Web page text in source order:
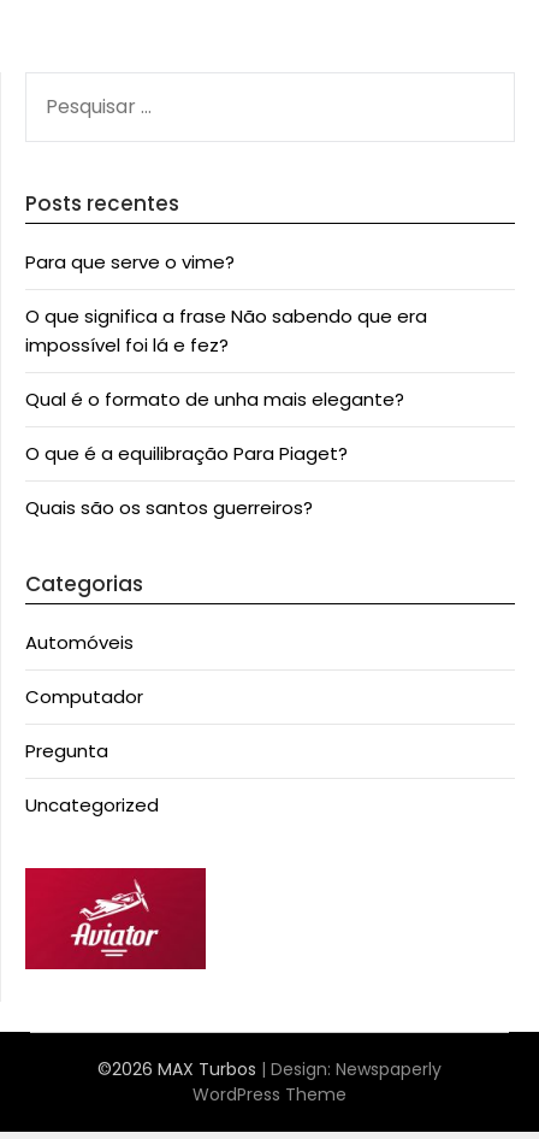
POR:
Posts recentes
Para que serve o vime?
O que significa a frase Não sabendo que era
impossível foi lá e fez?
Qual é o formato de unha mais elegante?
O que é a equilibração Para Piaget?
Quais são os santos guerreiros?
Categorias
Automóveis
Computador
Pregunta
Uncategorized
©2026 MAX Turbos | Design: Newspaperly
WordPress Theme